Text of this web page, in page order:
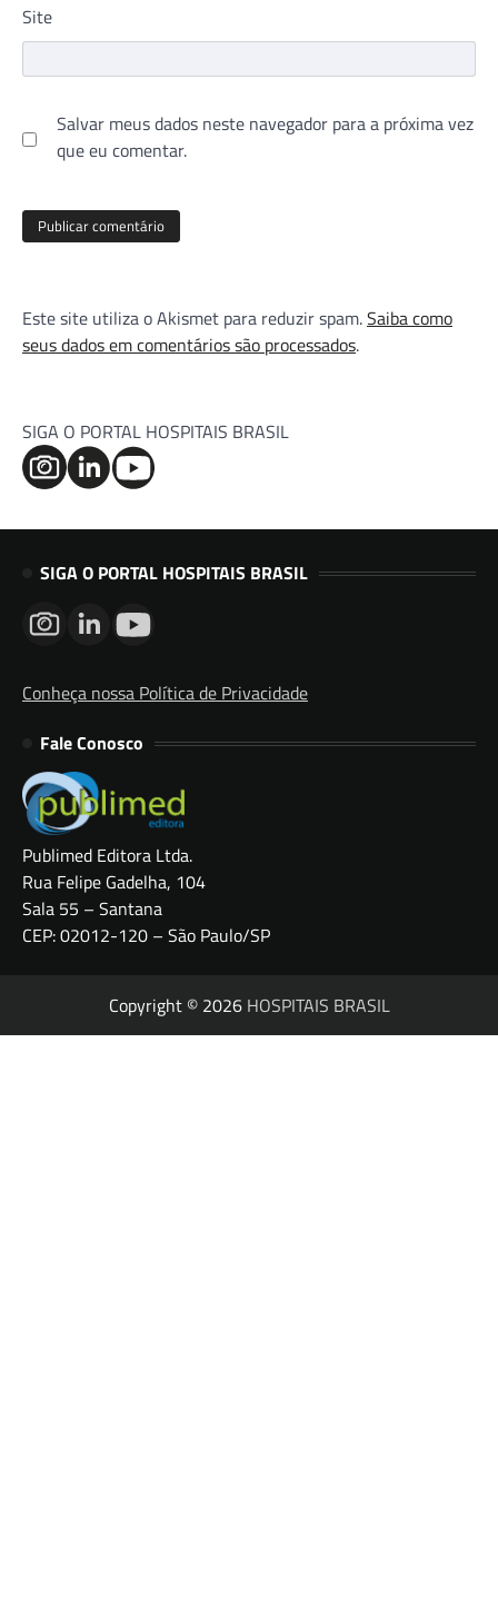
Site
Salvar meus dados neste navegador para a próxima vez
que eu comentar.
Este site utiliza o Akismet para reduzir spam.Saiba como
seus dados em comentários são processados.
SIGA O PORTAL HOSPITAIS BRASIL
SIGA O PORTAL HOSPITAIS BRASIL
Conheça nossa Política de Privacidade
Fale Conosco
Publimed Editora Ltda.
Rua Felipe Gadelha, 104
Sala 55 – Santana
CEP: 02012-120 – São Paulo/SP
Copyright © 2026 HOSPITAIS BRASIL